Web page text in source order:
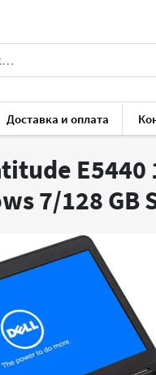
Доставка и оплата
Dell Latitude
E5440
7/128 GB